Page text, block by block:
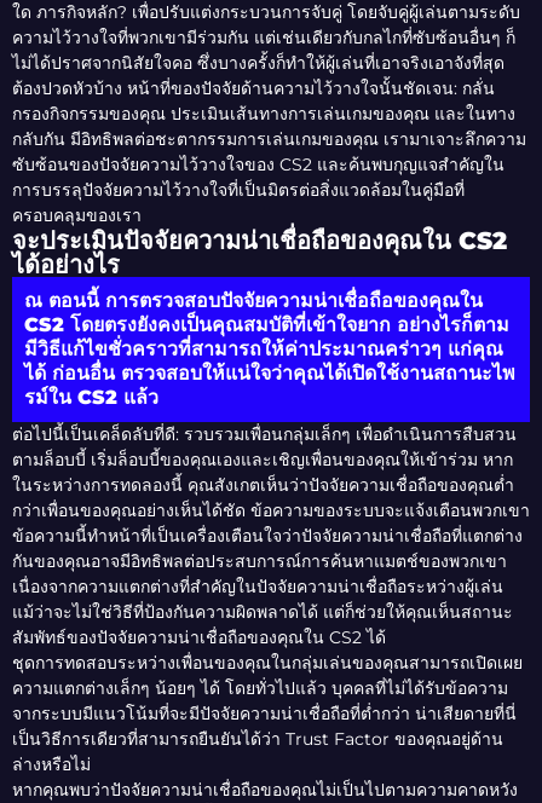
ใด ภารกิจหลัก? เพื่อปรับแต่งกระบวนการจับคู่ โดยจับคู่ผู้เล่นตามระดับ
ความไว้วางใจที่พวกเขามีร่วมกัน แต่เช่นเดียวกับกลไกที่ซับซ้อนอื่นๆ ก็
ไม่ได้ปราศจากนิสัยใจคอ ซึ่งบางครั้งก็ทำให้ผู้เล่นที่เอาจริงเอาจังที่สุด
ต้องปวดหัวบ้าง หน้าที่ของปัจจัยด้านความไว้วางใจนั้นชัดเจน: กลั่น
กรองกิจกรรมของคุณ ประเมินเส้นทางการเล่นเกมของคุณ และในทาง
กลับกัน มีอิทธิพลต่อชะตากรรมการเล่นเกมของคุณ เรามาเจาะลึกความ
ซับซ้อนของปัจจัยความไว้วางใจของ CS2 และค้นพบกุญแจสำคัญใน
การบรรลุปัจจัยความไว้วางใจที่เป็นมิตรต่อสิ่งแวดล้อมในคู่มือที่
ครอบคลุมของเรา
จะประเมินปัจจัยความน่าเชื่อถือของคุณใน CS2
ได้อย่างไร
ณ ตอนนี้ การตรวจสอบปัจจัยความน่าเชื่อถือของคุณใน
CS2 โดยตรงยังคงเป็นคุณสมบัติที่เข้าใจยาก อย่างไรก็ตาม
มีวิธีแก้ไขชั่วคราวที่สามารถให้ค่าประมาณคร่าวๆ แก่คุณ
ได้ ก่อนอื่น ตรวจสอบให้แน่ใจว่าคุณได้เปิดใช้งานสถานะไพ
รม์ใน CS2 แล้ว
ต่อไปนี้เป็นเคล็ดลับที่ดี: รวบรวมเพื่อนกลุ่มเล็กๆ เพื่อดำเนินการสืบสวน
ตามล็อบบี้ เริ่มล็อบบี้ของคุณเองและเชิญเพื่อนของคุณให้เข้าร่วม หาก
ในระหว่างการทดลองนี้ คุณสังเกตเห็นว่าปัจจัยความเชื่อถือของคุณต่ำ
กว่าเพื่อนของคุณอย่างเห็นได้ชัด ข้อความของระบบจะแจ้งเตือนพวกเขา
ข้อความนี้ทำหน้าที่เป็นเครื่องเตือนใจว่าปัจจัยความน่าเชื่อถือที่แตกต่าง
กันของคุณอาจมีอิทธิพลต่อประสบการณ์การค้นหาแมตช์ของพวกเขา
เนื่องจากความแตกต่างที่สำคัญในปัจจัยความน่าเชื่อถือระหว่างผู้เล่น
แม้ว่าจะไม่ใช่วิธีที่ป้องกันความผิดพลาดได้ แต่ก็ช่วยให้คุณเห็นสถานะ
สัมพัทธ์ของปัจจัยความน่าเชื่อถือของคุณใน CS2 ได้
ชุดการทดสอบระหว่างเพื่อนของคุณในกลุ่มเล่นของคุณสามารถเปิดเผย
ความแตกต่างเล็กๆ น้อยๆ ได้ โดยทั่วไปแล้ว บุคคลที่ไม่ได้รับข้อความ
จากระบบมีแนวโน้มที่จะมีปัจจัยความน่าเชื่อถือที่ต่ำกว่า น่าเสียดายที่นี่
เป็นวิธีการเดียวที่สามารถยืนยันได้ว่า Trust Factor ของคุณอยู่ด้าน
ล่างหรือไม่
หากคุณพบว่าปัจจัยความน่าเชื่อถือของคุณไม่เป็นไปตามความคาดหวัง